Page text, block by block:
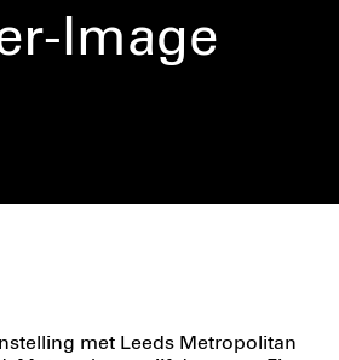
Image
met Leeds Metropolitan